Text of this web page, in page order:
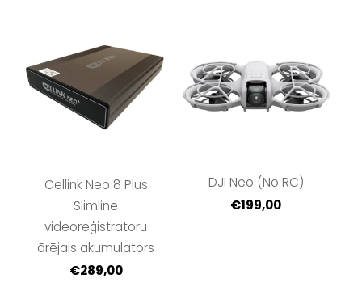
Cellink Neo 8 Plus
Slimline
videoreģistratoru
ārējais akumulators
€289,00
DJI Neo (No RC)
€199,00